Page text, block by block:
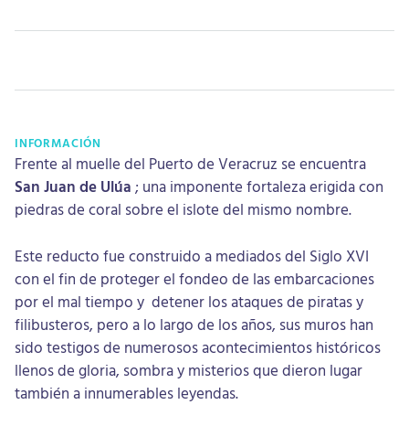
INFORMACIÓN
Frente al muelle del Puerto de Veracruz se encuentra
San Juan de Ulúa ; una imponente fortaleza erigida con
piedras de coral sobre el islote del mismo nombre.
Este reducto fue construido a mediados del Siglo XVI
con el fin de proteger el fondeo de las embarcaciones
por el mal tiempo y detener los ataques de piratas y
filibusteros, pero a lo largo de los años, sus muros han
sido testigos de numerosos acontecimientos históricos
llenos de gloria, sombra y misterios que dieron lugar
también a innumerables leyendas.